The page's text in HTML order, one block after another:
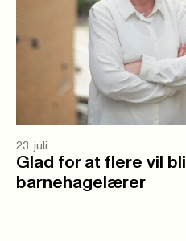
23. juli
Glad for at flere vil bli
barnehagelærer